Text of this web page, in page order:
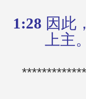
1:28 因此
上主